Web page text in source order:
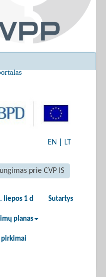
EN LT
prie CVP IS
liepos 1 d Sutartys
planas
pirkimai